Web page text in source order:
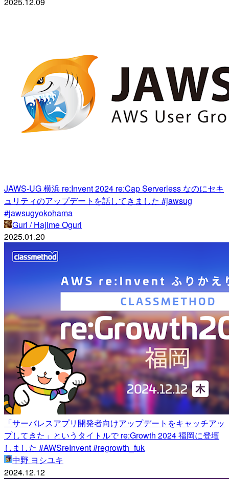
JAWS-UG 横浜 re:Invent 2024 re:Cap Serverless なのにセキ
ュリティのアップデートを話してきました #jawsug
#jawsugyokohama
Guri / Hajime Oguri
2025.01.20
「サーバレスアプリ開発者向けアップデートをキャッチアッ
プしてきた」というタイトルで re:Growth 2024 福岡に登壇
しました #AWSreInvent #regrowth_fuk
中野 ヨシユキ
2024.12.12